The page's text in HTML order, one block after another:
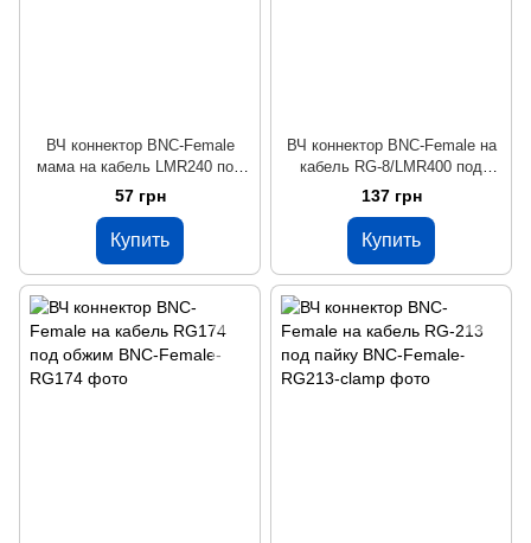
ВЧ коннектор BNC-Female
мама на кабель LMR240 под
обжим
57 грн
Купить
ВЧ коннектор BNC-Female на
кабель RG-8/LMR400 под
пайку
137 грн
Купить